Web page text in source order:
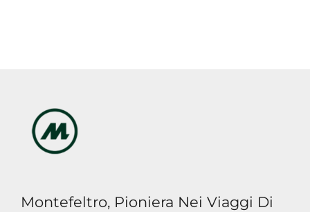
Montefeltro, Pioniera Nei Viaggi Di